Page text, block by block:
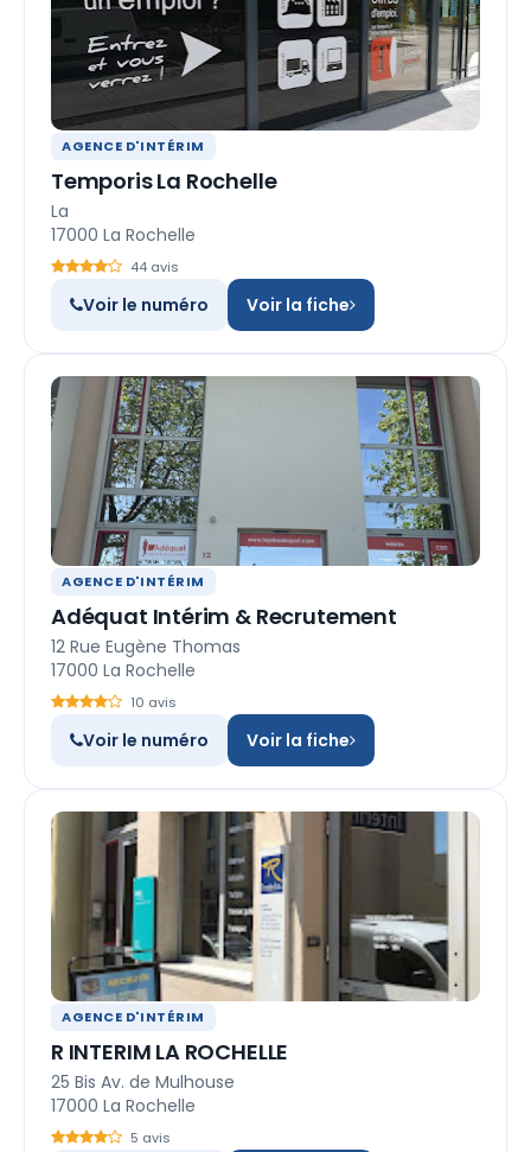
AGENCE D'INTÉRIM
Temporis La Rochelle
La
17000 La Rochelle
44 avis
Voir le numéro Voir la fiche
AGENCE D'INTÉRIM
Adéquat Intérim & Recrutement
12 Rue Eugène Thomas
17000 La Rochelle
10 avis
Voir le numéro Voir la fiche
AGENCE D'INTÉRIM
R INTERIM LA ROCHELLE
25 Bis Av. de Mulhouse
17000 La Rochelle
5 avis